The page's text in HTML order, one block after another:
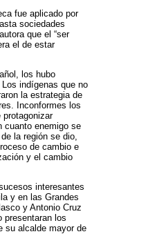
fue aplicado por
sociedades
que el “ser
el de estar
los hubo
indígenas que no
la estrategia de
Inconformes los
cuanto enemigo se
la región se dio,
de cambio e
y el cambio
interesantes
y en las Grandes
y Antonio Cruz
presentaran los
su alcalde mayor de